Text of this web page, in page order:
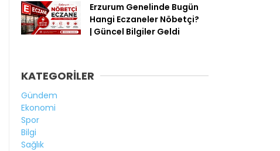
Erzurum Genelinde Bugün
Hangi Eczaneler Nöbetçi?
| Güncel Bilgiler Geldi
KATEGORİLER
Gündem
Ekonomi
Spor
Bilgi
Sağlık